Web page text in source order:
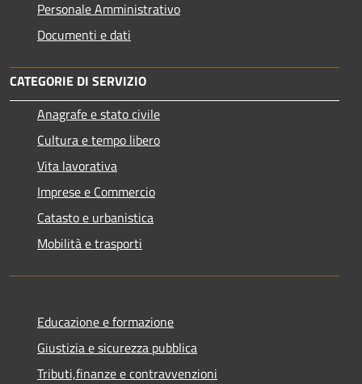
Personale Amministrativo
Documenti e dati
CATEGORIE DI SERVIZIO
Anagrafe e stato civile
Cultura e tempo libero
Vita lavorativa
Imprese e Commercio
Catasto e urbanistica
Mobilità e trasporti
Educazione e formazione
Giustizia e sicurezza pubblica
Tributi,finanze e contravvenzioni